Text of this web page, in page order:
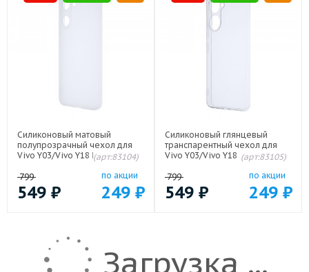
Силиконовый матовый
полупрозрачный чехол для
Vivo Y03/Vivo Y18 Белый(арт:83104)
799
549 ₽
по акции
249 ₽
Силиконовый глянцевый
транспарентный чехол для
Vivo Y03/Vivo Y18 (арт:83105)
799
549 ₽
по акции
249 ₽
Загрузка ...